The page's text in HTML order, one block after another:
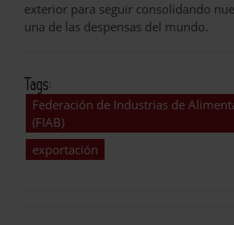
exterior para seguir consolidando
una de las despensas del mundo.
Tags:
Federación de Industrias de
(FIAB)
exportación